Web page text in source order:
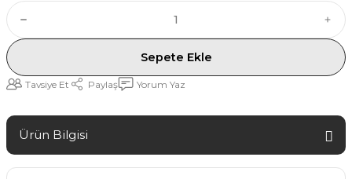
Sepete Ekle
Tavsiye Et Paylaş Yorum Yaz
Ürün Bilgisi